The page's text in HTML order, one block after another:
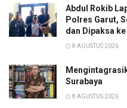
Abdul Rokib
Polres Garut,
dan Dipaksa
8 AGUSTUS 2026
Surabaya
8 AGUSTUS 2026